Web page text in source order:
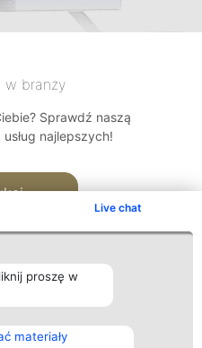
Live chat
proszę w
materiały
w branży
Sprawdź naszą
najlepszych!
Kontakt
Kontakt